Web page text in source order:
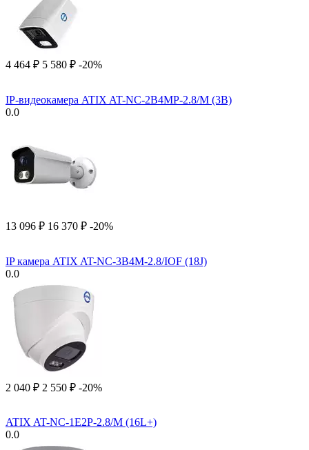
4 464 ₽ 5 580 ₽ -20%
IP-видеокамера ATIX AT-NC-2B4MP-2.8/M (3B)
0.0
13 096 ₽ 16 370 ₽ -20%
IP камера ATIX AT-NC-3B4M-2.8/IOF (18J)
0.0
2 040 ₽ 2 550 ₽ -20%
ATIX AT-NC-1E2P-2.8/M (16L+)
0.0